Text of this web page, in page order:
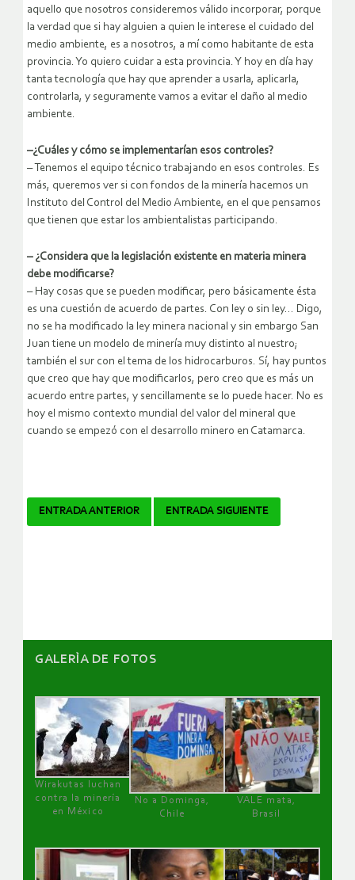
aquello que nosotros consideremos válido incorporar, porque
la verdad que si hay alguien a quien le interese el cuidado del
medio ambiente, es a nosotros, a mí como habitante de esta
provincia. Yo quiero cuidar a esta provincia. Y hoy en día hay
tanta tecnología que hay que aprender a usarla, aplicarla,
controlarla, y seguramente vamos a evitar el daño al medio
ambiente.
–¿Cuáles y cómo se implementarían esos controles?
– Tenemos el equipo técnico trabajando en esos controles. Es
más, queremos ver si con fondos de la minería hacemos un
Instituto del Control del Medio Ambiente, en el que pensamos
que tienen que estar los ambientalistas participando.
– ¿Considera que la legislación existente en materia minera
debe modificarse?
– Hay cosas que se pueden modificar, pero básicamente ésta
es una cuestión de acuerdo de partes. Con ley o sin ley… Digo,
no se ha modificado la ley minera nacional y sin embargo San
Juan tiene un modelo de minería muy distinto al nuestro;
también el sur con el tema de los hidrocarburos. Sí, hay puntos
que creo que hay que modificarlos, pero creo que es más un
acuerdo entre partes, y sencillamente se lo puede hacer. No es
hoy el mismo contexto mundial del valor del mineral que
cuando se empezó con el desarrollo minero en Catamarca.
Navegador
ENTRADA ANTERIOR ENTRADA SIGUIENTE
GALERÌA DE FOTOS
Wirakutas luchan
contra la minería
en México
No a Dominga,
Chile
VALE mata,
Brasil